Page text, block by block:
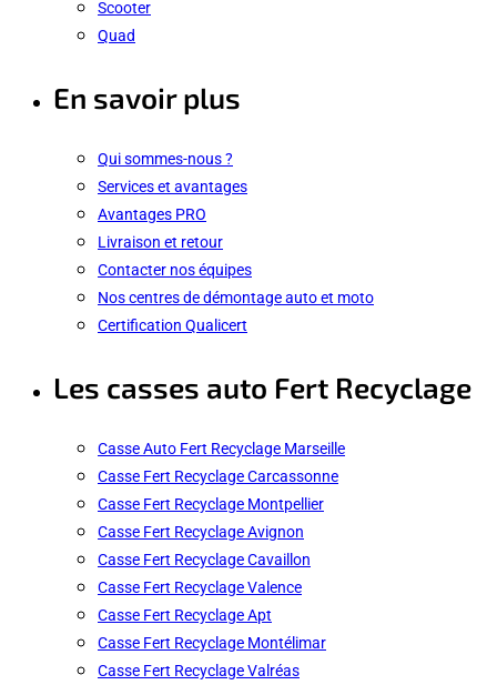
Scooter
Quad
En savoir plus
Qui sommes-nous ?
Services et avantages
Avantages PRO
Livraison et retour
Contacter nos équipes
Nos centres de démontage auto et moto
Certification Qualicert
Les casses auto Fert Recyclage
Casse Auto Fert Recyclage Marseille
Casse Fert Recyclage Carcassonne
Casse Fert Recyclage Montpellier
Casse Fert Recyclage Avignon
Casse Fert Recyclage Cavaillon
Casse Fert Recyclage Valence
Casse Fert Recyclage Apt
Casse Fert Recyclage Montélimar
Casse Fert Recyclage Valréas